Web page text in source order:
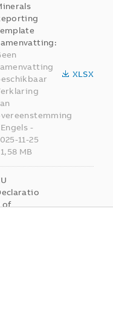
Engels -
11-25
1,58 MB
XLSX
of